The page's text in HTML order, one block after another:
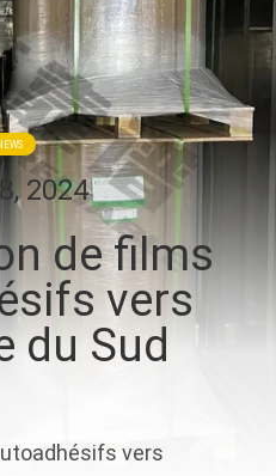
2024
de films
vers
du Sud
vers